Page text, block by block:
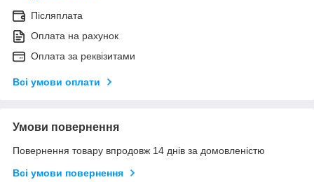
Післяплата
Оплата на рахунок
Оплата за реквізитами
Всі умови оплати
Умови повернення
Повернення товару впродовж 14 днів за домовленістю
Всі умови повернення